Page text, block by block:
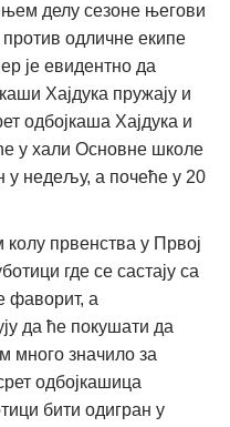
делу сезоне његови
одличне екипе
је евидентно да
Хајдука пружају и
одбојкаша Хајдука и
у хали Основне школе
у недељу, а почеће у 20
првенства у Првој
где се састају са
фаворит, а
да ће покушати да
много значило за
одбојкашица
бити одигран у